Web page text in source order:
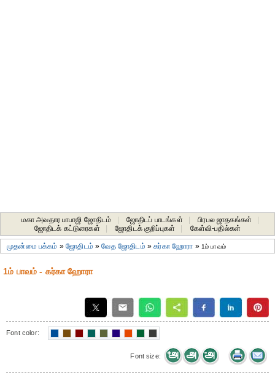
மகா அவதார பாபாஜி ஜோதிடம் ஜோதிடப் பாடங்கள் பிரபல ஜாதகங்கள்
ஜோதிடக் கட்டுரைகள்
ஜோதிடக் குறிப்புகள் கேள்வி-பதில்கள்
முதன்மை பக்கம் »ஜோதிடம் »வேத ஜோதிடம் »கர்கா ஹோரா » 1ம் பாவம்
1ம் பாவம் - கர்கா ஹோரா
Font color:
Font size: